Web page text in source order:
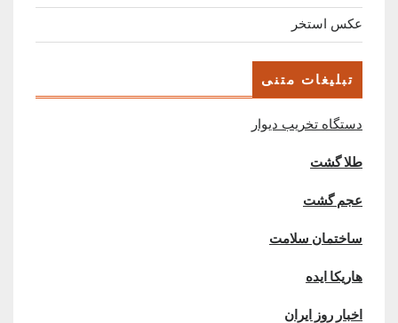
عکس استخر
تبلیغات متنی
دستگاه تخریب دیوار
طلا گشت
عجم گشت
ساختمان سلامت
هاریکا ایده
اخبار روز ایران